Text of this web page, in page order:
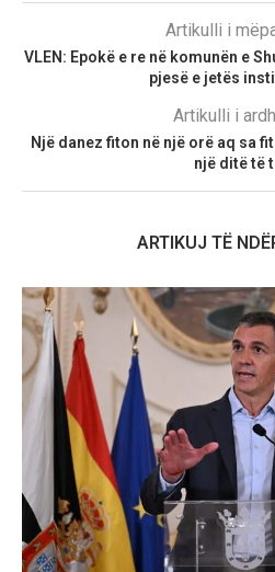
Artikulli i
VLEN: Epokë e re në komunën e
pjesë e jetës
Artikulli i
Një danez fiton në një orë aq sa
një ditë të
ARTIKUJ TË